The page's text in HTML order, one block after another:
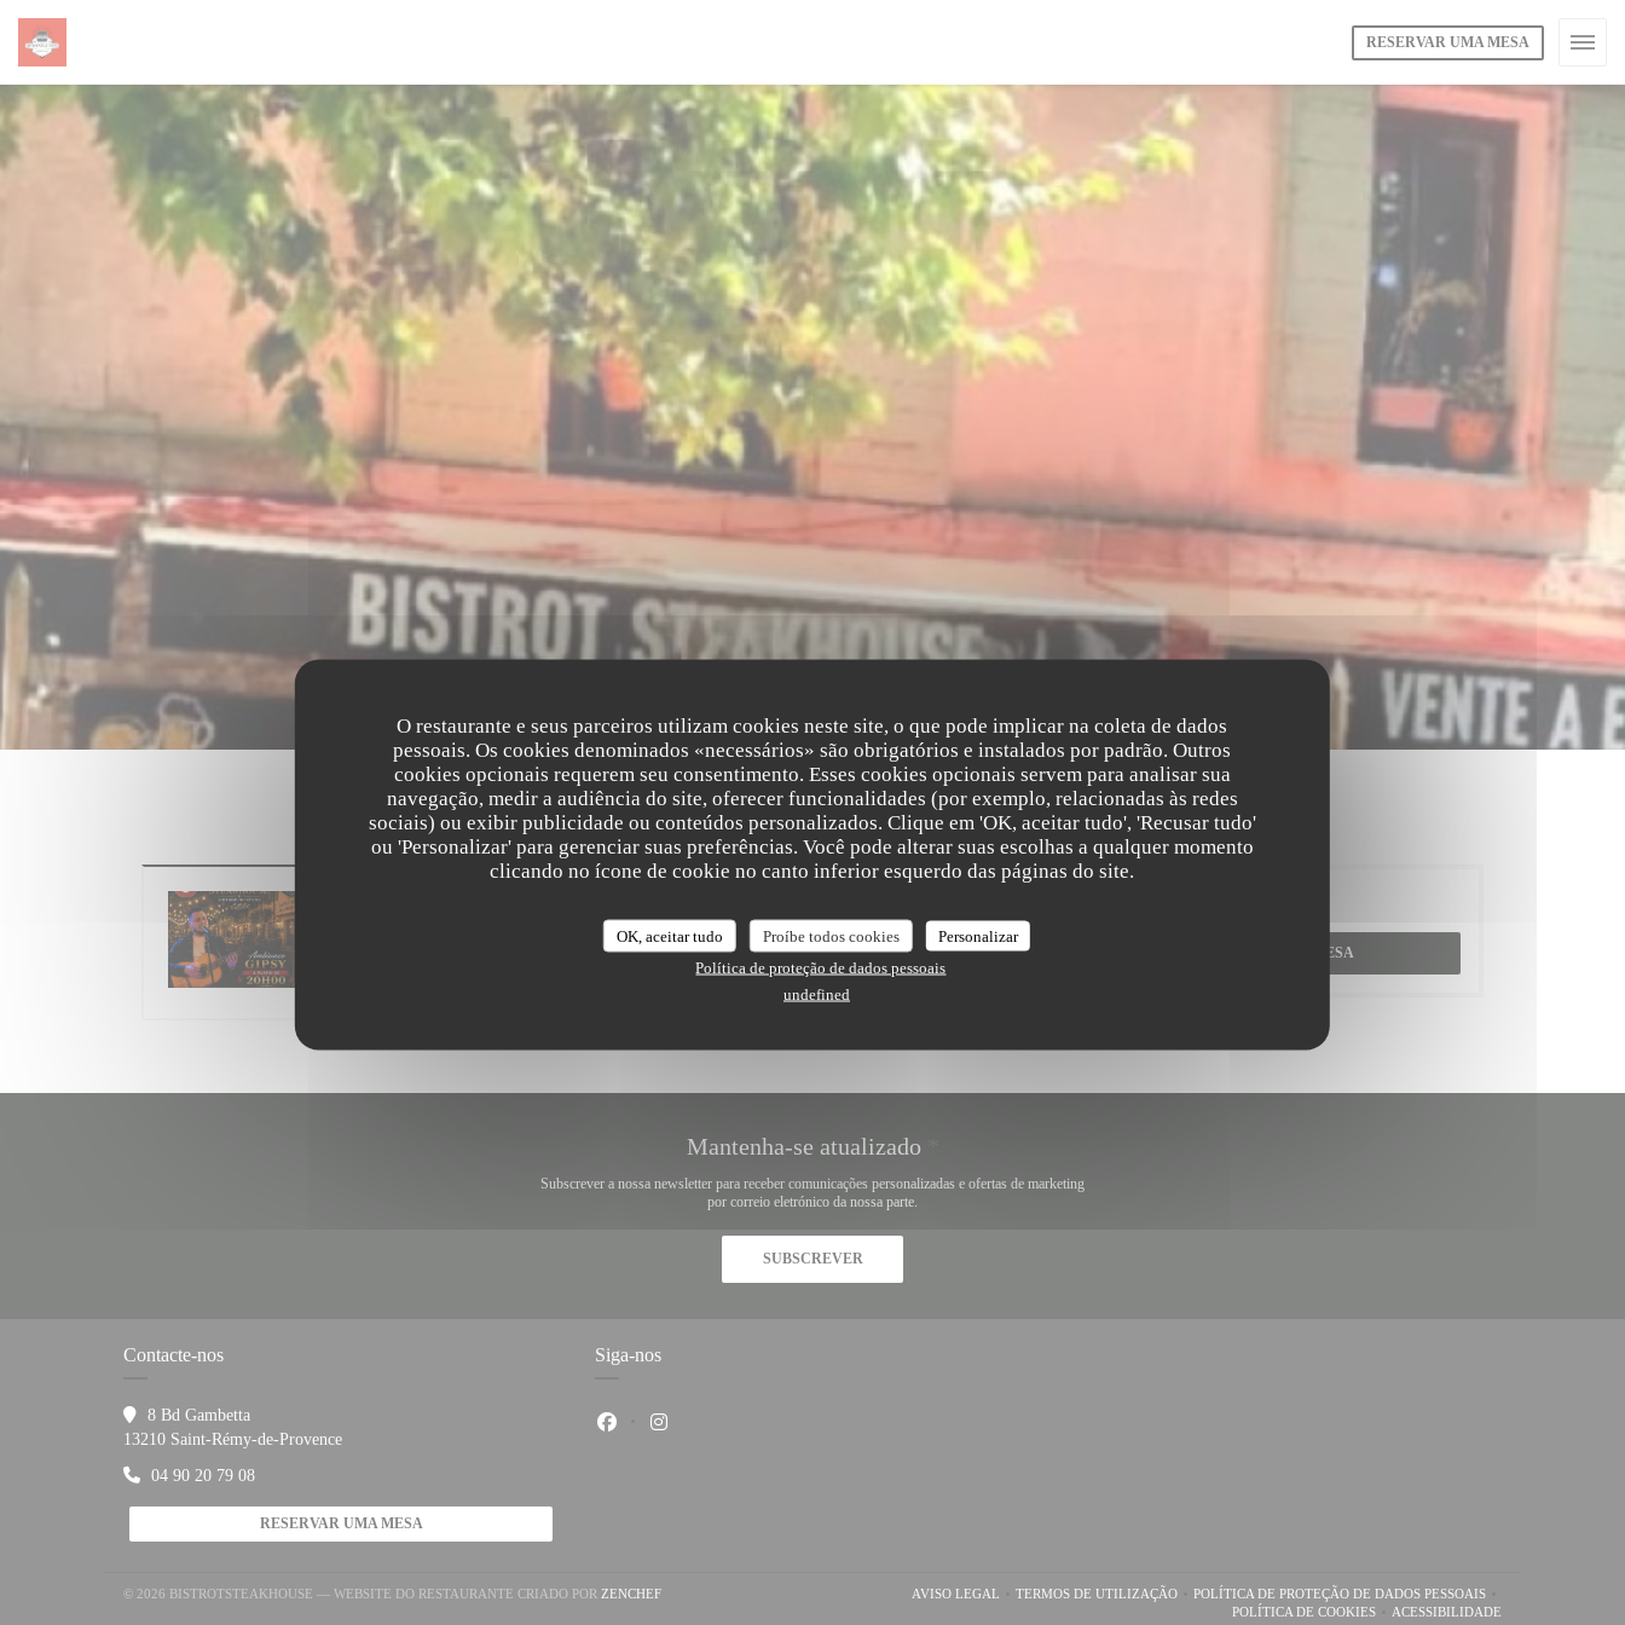
O restaurante e seus parceiros utilizam cookies neste site, o que pode implicar na coleta de dados
pessoais. Os cookies denominados «necessários» são obrigatórios e instalados por padrão. Outros
cookies opcionais requerem seu consentimento. Esses cookies opcionais servem para analisar sua
navegação, medir a audiência do site, oferecer funcionalidades (por exemplo, relacionadas às redes
sociais) ou exibir publicidade ou conteúdos personalizados. Clique em 'OK, aceitar tudo', 'Recusar tudo'
ou 'Personalizar' para gerenciar suas preferências. Você pode alterar suas escolhas a qualquer momento
clicando no ícone de cookie no canto inferior esquerdo das páginas do site.
OK, aceitar tudo Proíbe todos cookies
Personalizar
Política de proteção de dados pessoais
undefined
RESERVAR UMA MESA
Eventos
((ABRE NUMA NOVA JANELA))
RESERVAR UMA MESA
Mantenha-se atualizado
Subscrever a nossa newsletter para receber comunicações personalizadas e ofertas de marketing
por correio eletrónico da nossa parte.
SUBSCREVER
Contacte-nos
8 Bd Gambetta
13210 Saint-Rémy-de-Provence((abre numa nova janela))
04 90 20 79 08
RESERVAR UMA MESA
Siga-nos
Facebook ((abre numa nova janela))
Instagram ((abre numa nova janela))
© 2026 BISTROTSTEAKHOUSE — WEBSITE DO RESTAURANTE CRIADO POR ZENCHEF((ABRE NUMA NOVA JANELA)) AVISO LEGAL((ABRE NUMA NOVA JANELA))
TERMOS DE UTILIZAÇÃO((ABRE NUMA NOVA JANELA))
POLÍTICA DE PROTEÇÃO DE DADOS PESSOAIS
((ABRE NUMA NOVA JANELA))
POLÍTICA DE COOKIES((ABRE NUMA NOVA JANELA))
ACESSIBILIDADE((ABRE NUMA NOVA